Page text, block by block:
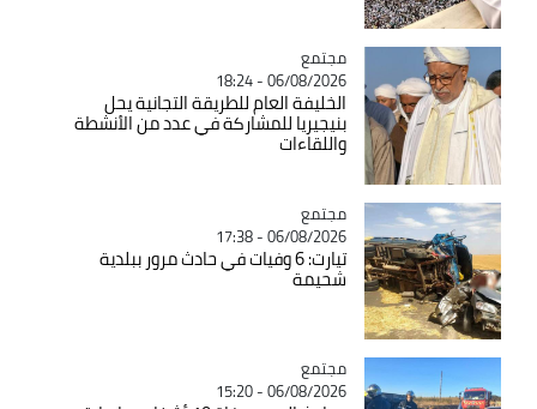
Catégorie
مجتمع
06/08/2026 - 18:24
الخليفة العام للطريقة التجانية يحل
بنيجيريا للمشاركة في عدد من الأنشطة
واللقاءات
Catégorie
مجتمع
06/08/2026 - 17:38
تيارت: 6 وفيات في حادث مرور ببلدية
شحيمة
Catégorie
مجتمع
06/08/2026 - 15:20